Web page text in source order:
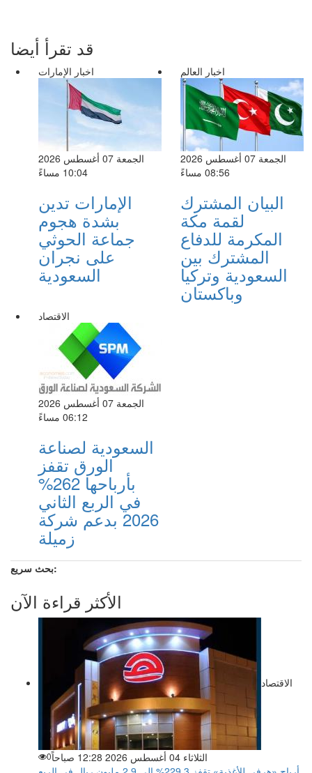
قد تقرأ أيضا
اخبار الإمارات
الجمعة 07 أغسطس 2026
10:04 مساءً
الإمارات تدين
بشدة هجوم
جماعة الحوثي
على نجران
السعودية
اخبار العالم
الجمعة 07 أغسطس 2026
08:56 مساءً
البيان المشترك
لقمة مكة
المكرمة للدفاع
المشترك بين
السعودية وتركيا
وباكستان
الاقتصاد
الجمعة 07 أغسطس 2026
06:12 مساءً
السعودية لصناعة
الورق تقفز
بأرباحها 262%
في الربع الثاني
2026 بدعم شركة
زميلة
بحث سريع:
الأكثر قراءة الآن
الاقتصاد
الثلاثاء 04 أغسطس 2026 12:28 صباحاً 0